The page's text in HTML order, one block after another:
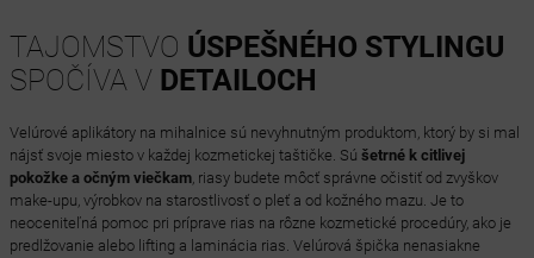
TAJOMSTVO ÚSPEŠNÉHO STYLINGU
SPOČÍVA V DETAILOCH
Velúrové aplikátory na mihalnice sú nevyhnutným produktom, ktorý by si mal
nájsť svoje miesto v každej kozmetickej taštičke. Sú šetrné k citlivej
pokožke a očným viečkam, riasy budete môcť správne očistiť od zvyškov
make-upu, výrobkov na starostlivosť o pleť a od kožného mazu. Je to
neoceniteľná pomoc pri príprave rias na rôzne kozmetické procedúry, ako je
predlžovanie alebo lifting a laminácia rias. Velúrová špička nenasiakne